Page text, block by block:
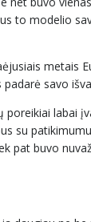
to modelio
metais
savo
labai
su
pat buvo